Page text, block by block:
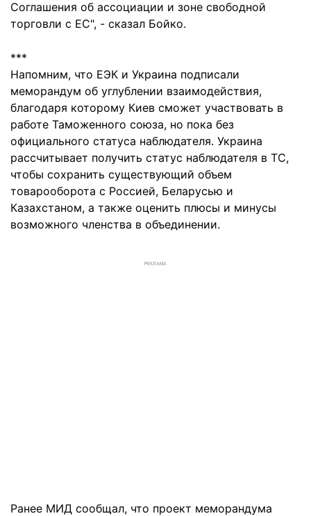
Соглашения об ассоциации и зоне свободной
торговли с ЕС", - сказал Бойко.
***
Напомним, что ЕЭК и Украина подписали
меморандум об углублении взаимодействия,
благодаря которому Киев сможет участвовать в
работе Таможенного союза, но пока без
официального статуса наблюдателя. Украина
рассчитывает получить статус наблюдателя в ТС,
чтобы сохранить существующий объем
товарооборота с Россией, Беларусью и
Казахстаном, а также оценить плюсы и минусы
возможного членства в объединении.
РЕКЛАМА
Ранее МИД сообщал, что проект меморандума